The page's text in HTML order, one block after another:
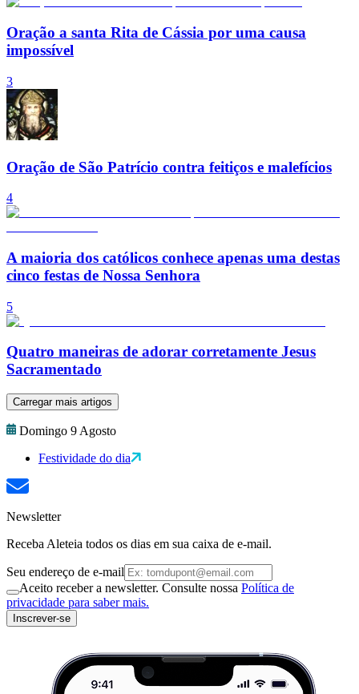
Oração a santa Rita de Cássia por uma causa
impossível
3
Oração de São Patrício contra feitiços e malefícios
4
A maioria dos católicos conhece apenas uma destas
cinco festas de Nossa Senhora
5
Quatro maneiras de adorar corretamente Jesus
Sacramentado
Carregar mais artigos
Domingo 9 Agosto
Festividade do dia
Newsletter
Receba Aleteia todos os dias em sua caixa de e-mail.
Seu endereço de e-mail
Aceito receber a newsletter. Consulte nossa Política de
privacidade para saber mais.
Inscrever-se